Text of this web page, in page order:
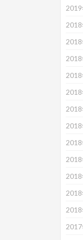
2019
2018
2018
2018
2018
2018
2018
2018
2018
2018